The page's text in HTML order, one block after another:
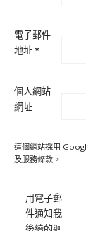
電子郵件
地址*
個人網站
網址
這個網站採用
及服務條款 。
用電子郵
件通知我